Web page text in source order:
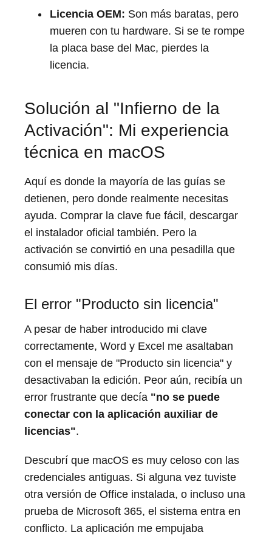
Licencia OEM: Son más baratas, pero
mueren con tu hardware. Si se te rompe
la placa base del Mac, pierdes la
licencia.
Solución al "Infierno de la
Activación": Mi experiencia
técnica en macOS
Aquí es donde la mayoría de las guías se
detienen, pero donde realmente necesitas
ayuda. Comprar la clave fue fácil, descargar
el instalador oficial también. Pero la
activación se convirtió en una pesadilla que
consumió mis días.
El error "Producto sin licencia"
A pesar de haber introducido mi clave
correctamente, Word y Excel me asaltaban
con el mensaje de "Producto sin licencia" y
desactivaban la edición. Peor aún, recibía un
error frustrante que decía "no se puede
conectar con la aplicación auxiliar de
licencias".
Descubrí que macOS es muy celoso con las
credenciales antiguas. Si alguna vez tuviste
otra versión de Office instalada, o incluso una
prueba de Microsoft 365, el sistema entra en
conflicto. La aplicación me empujaba